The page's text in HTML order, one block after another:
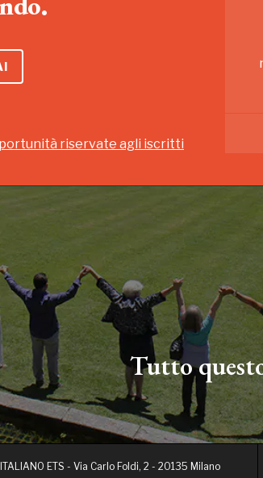
riservate agli iscritti
Tutto
ITALIANO ETS - Via Carlo Foldi, 2 - 20135 Milano